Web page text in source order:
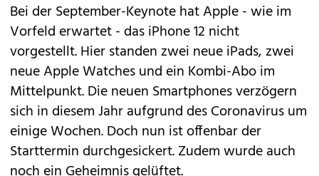
Bei der September-Keynote hatApple- wie im
Vorfeld erwartet - dasiPhone 12 nicht
vorgestellt. Hier standenzwei neue iPads, zwei
neue Apple Watches und ein Kombi-Aboim
Mittelpunkt. Die neuen Smartphones verzögern
sich in diesem Jahr aufgrund des Coronavirus um
einige Wochen. Doch nun ist offenbar der
Starttermin durchgesickert. Zudem wurde auch